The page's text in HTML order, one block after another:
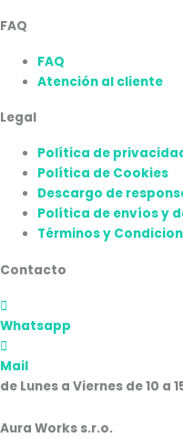
FAQ
FAQ
Atención al cliente
Legal
Política de
Política de Cookies
Descargo de
Política de envíos y
Términos y
Contacto
Whatsapp
Mail
de Lunes a Viernes de 10 a
Aura Works s.r.o.